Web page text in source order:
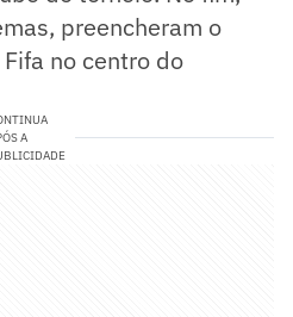
preencheram o
no centro do
A